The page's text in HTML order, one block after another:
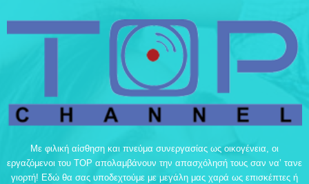
Με φιλική αίσθηση και πνεύμα συνεργασίας ως οικογένεια, οι
εργαζόμενοι του TOP απολαμβάνουν την απασχόλησή τους σαν να’ τανε
γιορτή! Εδώ θα σας υποδεχτούμε με μεγάλη μας χαρά ως επισκέπτες ή